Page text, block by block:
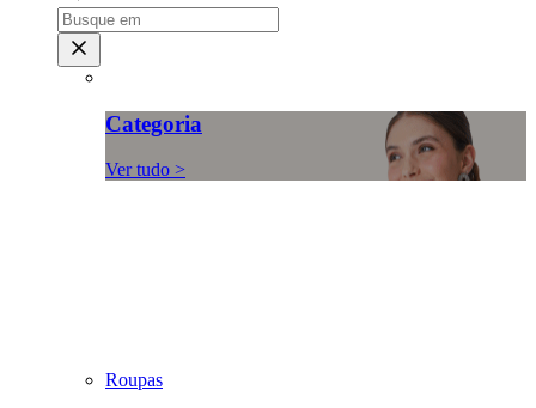
Categoria
Ver tudo >
Roupas